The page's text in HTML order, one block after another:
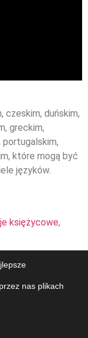
czeskim, duńskim,
greckim,
portugalskim,
które mogą być
języków.
księżycowe,
nas plikach